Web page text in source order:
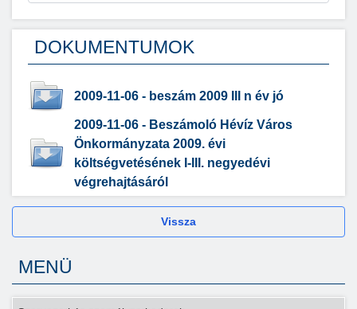
DOKUMENTUMOK
2009-11-06 - beszám 2009 III n év jó
2009-11-06 - Beszámoló Hévíz Város
Önkormányzata 2009. évi
költségvetésének I-III. negyedévi
végrehajtásáról
Vissza
MENÜ